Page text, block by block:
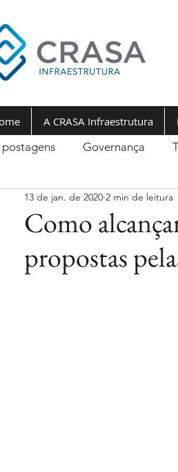
postagens Governança
Como
propostas
13 de jan. de 2020 2 min de leitura
A CRASA Infraestrutura